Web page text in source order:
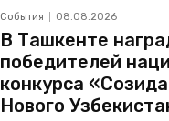
События 08.08.2026
В Ташкенте
победителей
конкурса
Нового